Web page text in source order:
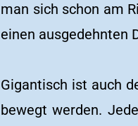
man sich schon am
einen ausgedehnten
Gigantisch ist auch
bewegt werden.